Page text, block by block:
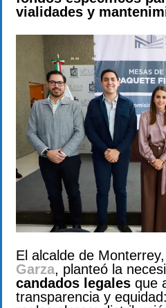
vialidades y
El alcalde de Monterrey,
Garza, planteó la
candados legales que
transparencia y